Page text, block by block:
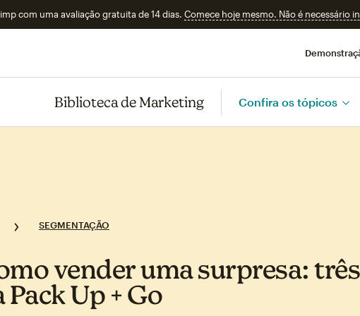
com uma avaliação gratuita de 14 dias. Comece hoje mesmo. Não é necessário
Biblioteca de Marketing Confira os tópicos
SEGMENTAÇÃO
vender uma surpresa:
Pack Up + Go